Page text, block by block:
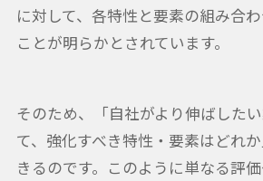
に対して、各特性と要素の組み合
ことが明らかとされています。
そのため、「自社がより伸ばした
て、強化すべき特性・要素はどれ
きるのです。このように単なる評